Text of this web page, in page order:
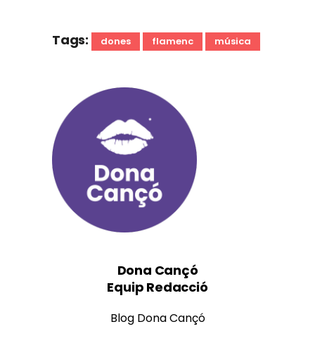
Tags: dones flamenc música
Dona Cançó
Equip Redacció
Blog Dona Cançó